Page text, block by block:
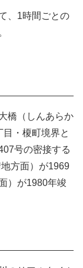
、1時間ごとの
橋（しんあらか
・榎町境界と
号の密接する
方面）が1969
）が1980年竣